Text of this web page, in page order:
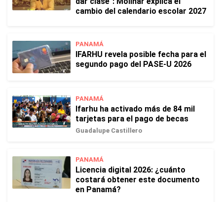
cambio del calendario escolar 2027
PANAMÁ
IFARHU revela posible fecha para el
segundo pago del PASE-U 2026
PANAMÁ
Ifarhu ha activado más de 84 mil
tarjetas para el pago de becas
Guadalupe Castillero
PANAMÁ
Licencia digital 2026: ¿cuánto
costará obtener este documento
en Panamá?